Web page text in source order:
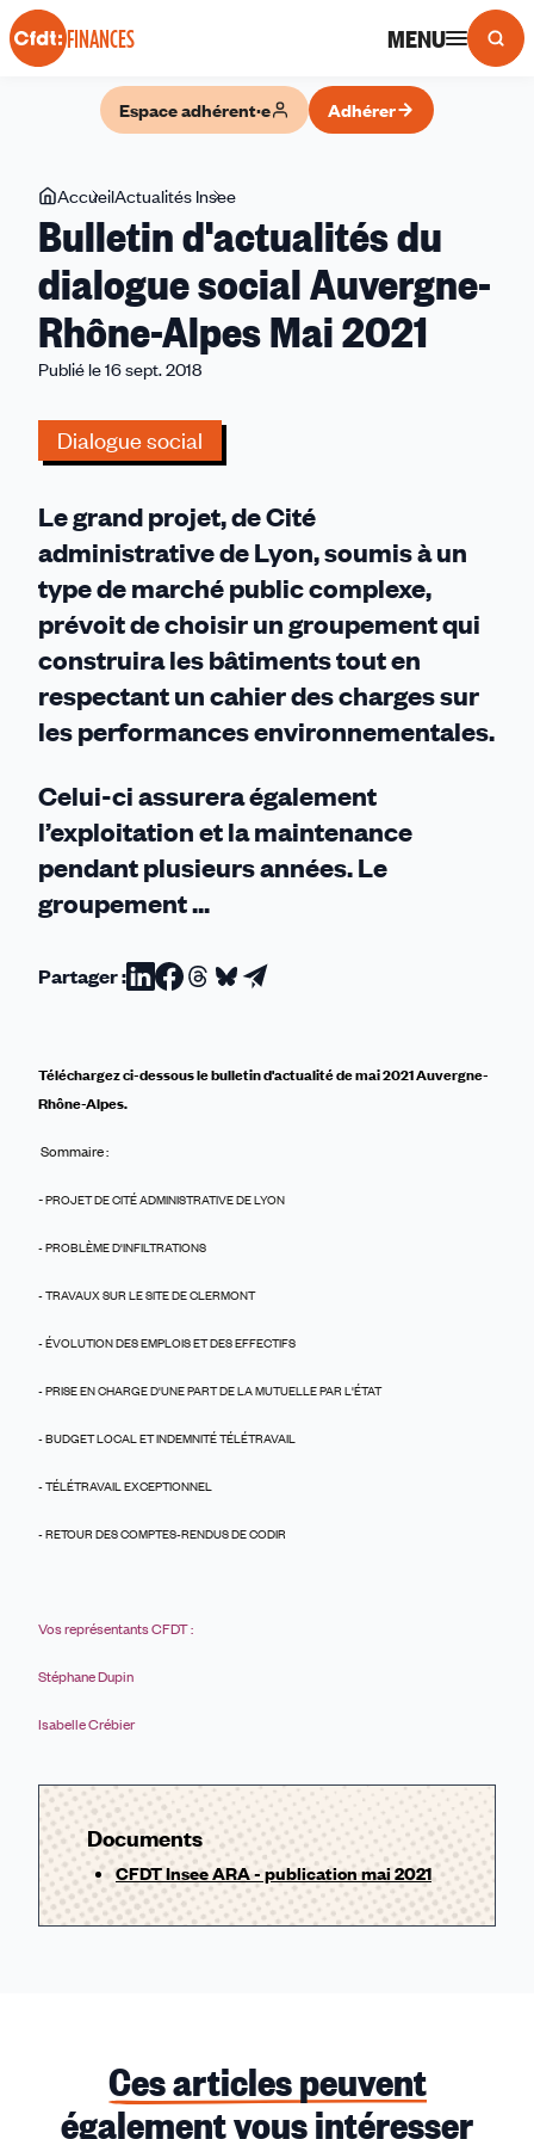
Panneau de gestion des cookies
FINANCES MENU
Espace adhérent·e Adhérer
Vous
êtes
ici
AccueilActualités Insee
d'actualités
dialogue
social
Auvergne-
Bulletin d'actualités du
dialogue social Auvergne-
Rhône-Alpes Mai 2021
Publié le 16 sept. 2018
Dialogue social
Le grand projet, de Cité
administrative de Lyon, soumis à un
type de marché public complexe,
prévoit de choisir un groupement qui
construira les bâtiments tout en
respectant un cahier des charges sur
les performances environnementales.
Celui-ci assurera également
l’exploitation et la maintenance
pendant plusieurs années. Le
groupement ...
Partager :Partager
Linkedin
Partager
Facebook
Partager
Threads
Partager
Bluesky
Partager
email
Téléchargez ci-dessous le bulletin d'actualité de mai 2021 Auvergne-
Rhône-Alpes.
Sommaire :
-PROJET DE CITÉ ADMINISTRATIVE DE LYON
- PROBLÈME D'INFILTRATIONS
- TRAVAUX SUR LE SITE DE CLERMONT
- ÉVOLUTION DES EMPLOIS ET DES EFFECTIFS
- PRISE EN CHARGE D'UNE PART DE LA MUTUELLE PAR L'ÉTAT
- BUDGET LOCAL ET INDEMNITÉ TÉLÉTRAVAIL
- TÉLÉTRAVAIL EXCEPTIONNEL
- RETOUR DES COMPTES-RENDUS DE CODIR
Vos représentants CFDT :
Stéphane Dupin
Isabelle Crébier
Documents
CFDT Insee ARA - publication mai 2021
Ces articles peuvent
également vous intéresser